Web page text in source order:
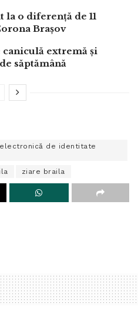
la o diferență de 11
Brașov
extremă și
săptămână
de identitate
ziare braila